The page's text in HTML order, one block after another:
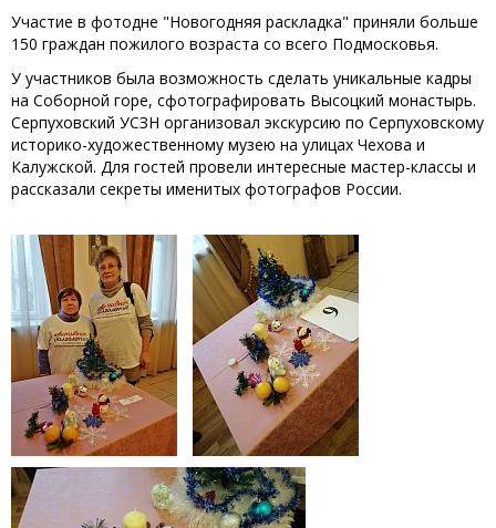
Участие в фотодне "Новогодняя раскладка" приняли больше
150 граждан пожилого возраста со всего Подмосковья.
У участников была возможность сделать уникальные кадры
на Соборной горе, сфотографировать Высоцкий монастырь.
Серпуховский УСЗН организовал экскурсию по Серпуховскому
историко-художественному музею на улицах Чехова и
Калужской. Для гостей провели интересные мастер-классы и
рассказали секреты именитых фотографов России.